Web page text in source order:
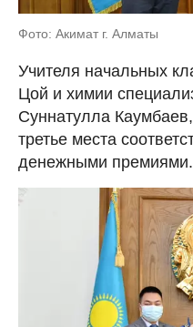
Фото: Акимат г. Алматы
Учителя начальных
Цой и химии
Суннатулла
третье места
денежными премиями.